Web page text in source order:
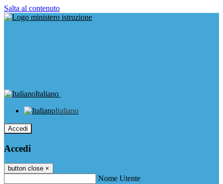
Salta al contenuto
Italiano
Italiano
Accedi
Accedi
button close ×
Nome Utente